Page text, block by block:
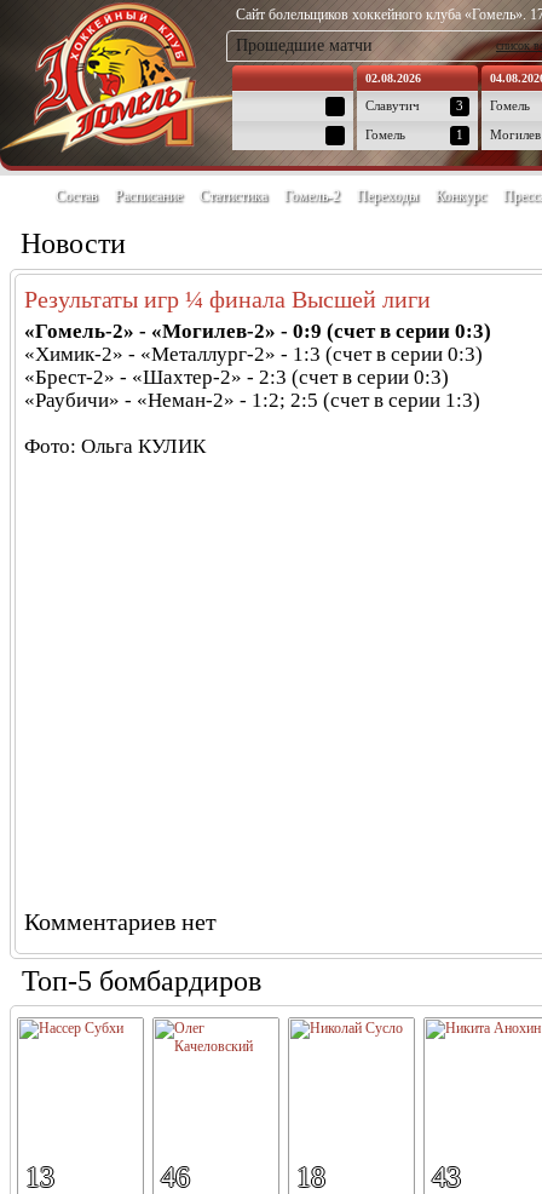
Сайт болельщиков хоккейного клуба «Гомель».
Прошедшие матчи список
02.08.2026
Славутич
3
Гомель
1
Гомель
Могилев
Состав Расписание Статистика Гомель-2 Переходы Конкурс
Новости
Результаты игр ¼ финала Высшей лиги
«Гомель-2» - «Могилев-2» - 0:9 (счет в серии 0:3)
«Химик-2» - «Металлург-2» - 1:3 (счет в серии 0:3)
«Брест-2» - «Шахтер-2» - 2:3 (счет в серии 0:3)
«Раубичи» - «Неман-2» - 1:2; 2:5 (счет в серии 1:3)
Фото: Ольга КУЛИК
Комментариев нет
Топ-5 бомбардиров
13 46 18 43